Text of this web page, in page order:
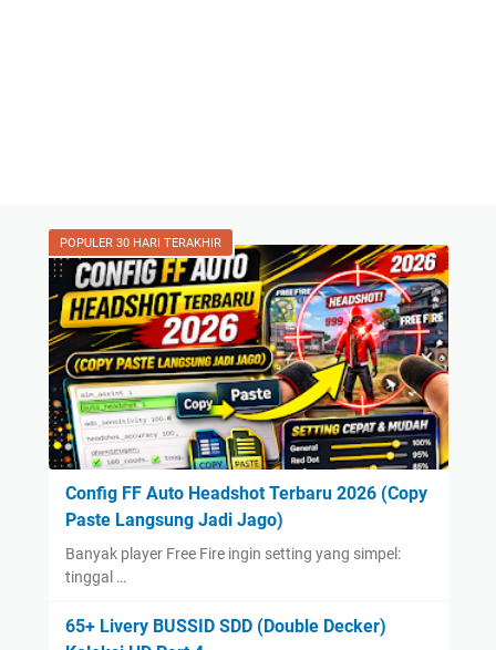
POPULER 30 HARI TERAKHIR
Config FF Auto Headshot Terbaru 2026 (Copy
Paste Langsung Jadi Jago)
Banyak player Free Fire ingin setting yang simpel:
tinggal …
65+ Livery BUSSID SDD (Double Decker)